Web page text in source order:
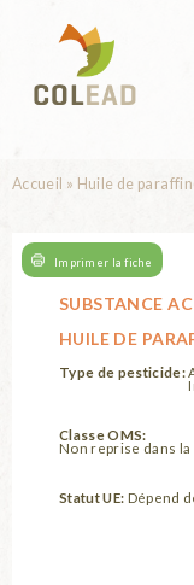
Vous êtes ici
Accueil » Huile de
Imprimer la fiche
SUBSTANCE
HUILE DE
Type de pesticide:
Classe OMS:
Non reprise dans la
Statut UE: Dépend